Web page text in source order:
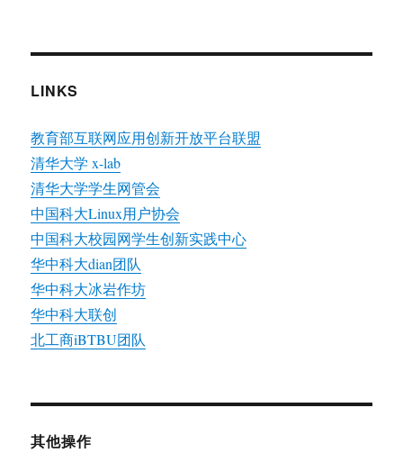
LINKS
教育部互联网应用创新开放平台联盟
清华大学 x-lab
清华大学学生网管会
中国科大Linux用户协会
中国科大校园网学生创新实践中心
华中科大dian团队
华中科大冰岩作坊
华中科大联创
北工商iBTBU团队
其他操作